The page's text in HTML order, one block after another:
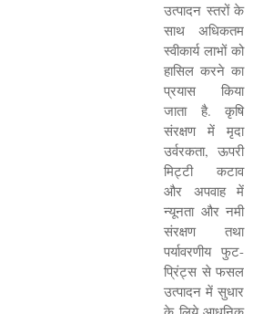
उत्पादन स्तरों के
साथ अधिकतम
स्वीकार्य लाभों को
हासिल करने का
प्रयास किया
जाता है. कृषि
संरक्षण में मृदा
उर्वरकता, ऊपरी
मिट्टी कटाव
और अपवाह में
न्यूनता और नमी
संरक्षण तथा
पर्यावरणीय फुट-
प्रिंट्स से फसल
उत्पादन में सुधार